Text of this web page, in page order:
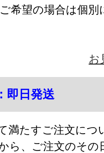
希望の場合は個別
お
即日発送
たすご注文につ
ら、ご注文のそ